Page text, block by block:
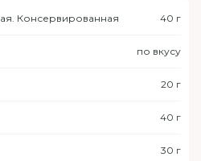
Консервированная 40 г
по вкусу
20 г
40 г
30 г